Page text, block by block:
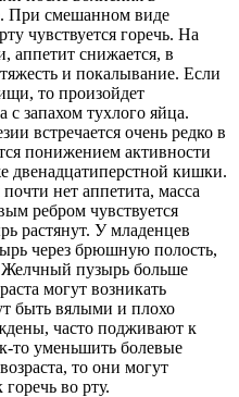
При смешанном виде
чувствуется горечь. На
аппетит снижается, в
и покалывание. Если
то произойдет
запахом тухлого яйца.
встречается очень редко в
понижением активности
двенадцатиперстной кишки.
нет аппетита, масса
ребром чувствуется
растянут. У младенцев
через брюшную полость,
пузырь больше
могут возникать
быть вялыми и плохо
часто подживают к
то уменьшить болевые
то они могут
во рту.